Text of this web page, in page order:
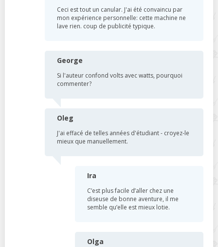
Ceci est tout un canular. J'ai été convaincu par
mon expérience personnelle: cette machine ne
lave rien. coup de publicité typique.
George
Si l'auteur confond volts avec watts, pourquoi
commenter?
Oleg
J'ai effacé de telles années d'étudiant - croyez-le
mieux que manuellement.
Ira
C’est plus facile d’aller chez une
diseuse de bonne aventure, il me
semble qu’elle est mieux lotie.
Olga